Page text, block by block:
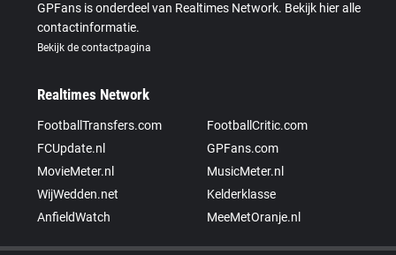
GPFans is onderdeel van Realtimes Network. Bekijk hier alle
contactinformatie.
Bekijk de contactpagina
Realtimes Network
FootballTransfers.com
FootballCritic.com
FCUpdate.nl
GPFans.com
MovieMeter.nl
MusicMeter.nl
WijWedden.net
Kelderklasse
AnfieldWatch
MeeMetOranje.nl